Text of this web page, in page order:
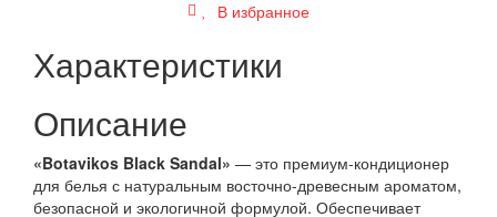
В избранное
Характеристики
Описание
«Botavikos Black Sandal» — это премиум-кондиционер
для белья с натуральным восточно-древесным ароматом,
безопасной и экологичной формулой. Обеспечивает